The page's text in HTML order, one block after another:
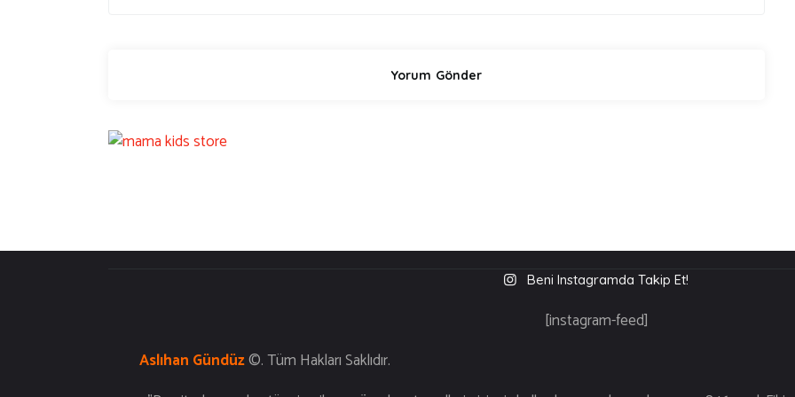
Beni Instagramda Takip Et!
[instagram-feed]
Aslıhan Gündüz©. Tüm Hakları